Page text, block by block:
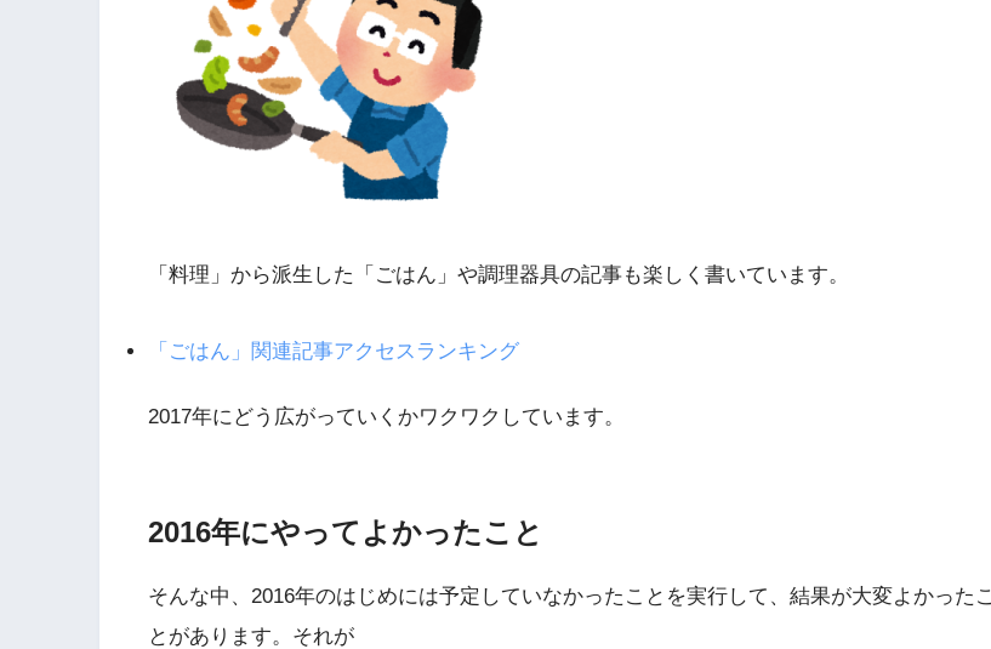
「料理」から派生した「ごはん」や調理器具の記事も楽しく書いています。
「ごはん」関連記事アクセスランキング
2017年にどう広がっていくかワクワクしています。
2016年にやってよかったこと
そんな中、2016年のはじめには予定していなかったことを実行して、結果が大変よかったこ
とがあります。それが